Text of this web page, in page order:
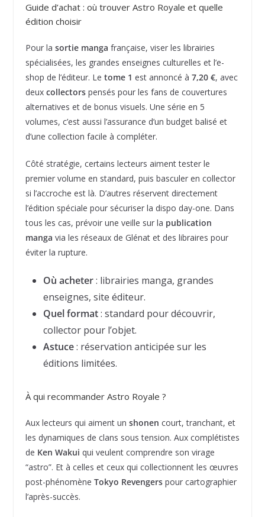
Guide d’achat : où trouver Astro Royale et quelle
édition choisir
Pour la sortie manga française, viser les librairies
spécialisées, les grandes enseignes culturelles et l’e-
shop de l’éditeur. Le tome 1 est annoncé à 7,20 €, avec
deux collectorspensés pour les fans de couvertures
alternatives et de bonus visuels. Une série en 5
volumes, c’est aussi l’assurance d’un budget balisé et
d’une collection facile à compléter.
Côté stratégie, certains lecteurs aiment tester le
premier volume en standard, puis basculer en collector
si l’accroche est là. D’autres réservent directement
l’édition spéciale pour sécuriser la dispo day-one. Dans
tous les cas, prévoir une veille sur la publication
manga via les réseaux de Glénat et des libraires pour
éviter la rupture.
Où acheter: librairies manga, grandes
enseignes, site éditeur.
Quel format: standard pour découvrir,
collector pour l’objet.
Astuce: réservation anticipée sur les
éditions limitées.
À qui recommander Astro Royale ?
Aux lecteurs qui aiment un shonen court, tranchant, et
les dynamiques de clans sous tension. Aux complétistes
de Ken Wakui qui veulent comprendre son virage
“astro”. Et à celles et ceux qui collectionnent les œuvres
post-phénomène Tokyo Revengerspour cartographier
l’après-succès.